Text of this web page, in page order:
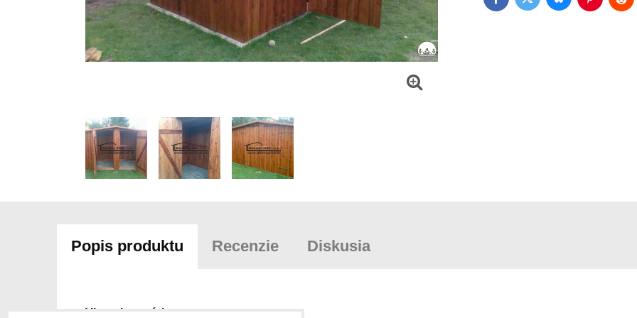
FacebookTwitter Pinterest
Popis produktu Recenzie Diskusia
Viac z kategórie